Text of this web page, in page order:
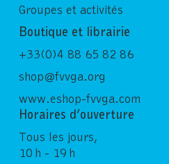
Groupes et activités
Boutique et librairie
+33(0)4 88 65 82 86
shop@fvvga.org
www.eshop-fvvga.com
Horaires d’ouverture
Tous les jours,
10 h - 19 h